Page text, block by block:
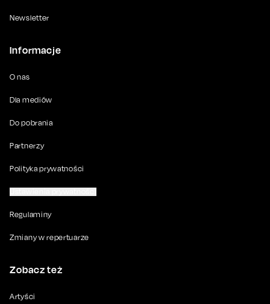
Newsletter
Informacje
O nas
Dla mediów
Do pobrania
Partnerzy
Polityka prywatności
Regulaminy
Zmiany w repertuarze
Zobacz też
Artyści